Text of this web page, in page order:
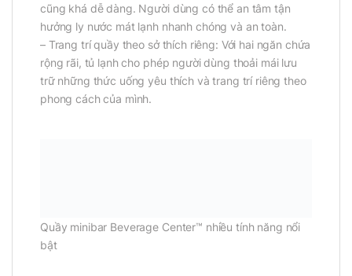
cũng khá dễ dàng. Người dùng có thể an tâm tận
hưởng ly nước mát lạnh nhanh chóng và an toàn.
– Trang trí quầy theo sở thích riêng: Với hai ngăn chứa
rộng rãi, tủ lạnh cho phép người dùng thoải mái lưu
trữ những thức uống yêu thích và trang trí riêng theo
phong cách của mình.
Quầy minibar Beverage Center™ nhiều tính năng nổi
bật